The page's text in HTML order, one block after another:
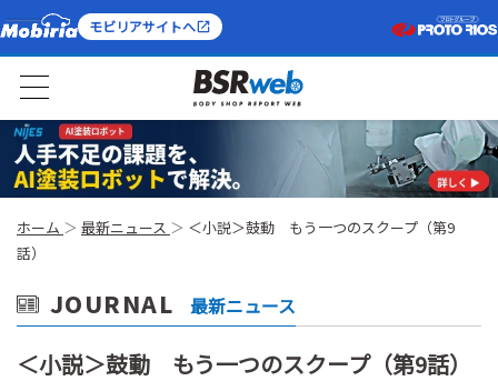
モビリアサイトへ
ホーム 最新ニュース
＜小説＞鼓動 もう一つのスクープ（第9
話）
JOURNAL 最新ニュース
＜小説＞鼓動 もう一つのスクープ（第9話）